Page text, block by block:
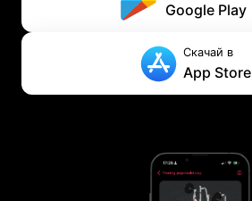
Google Play
Скачай в
App Store